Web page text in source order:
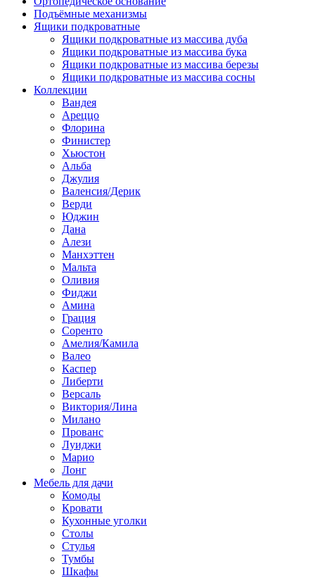
Подъёмные механизмы
Ящики подкроватные
Ящики подкроватные из массива дуба
Ящики подкроватные из массива бука
Ящики подкроватные из массива березы
Ящики подкроватные из массива сосны
Коллекции
Вандея
Ареццо
Флорина
Финистер
Хьюстон
Альба
Джулия
Валенсия/Дерик
Верди
Юджин
Дана
Алези
Манхэттен
Мальта
Оливия
Фиджи
Амина
Грация
Соренто
Амелия/Камила
Валео
Каспер
Либерти
Версаль
Виктория/Лина
Милано
Прованс
Луиджи
Марио
Лонг
Мебель для дачи
Комоды
Кровати
Кухонные уголки
Столы
Стулья
Тумбы
Шкафы